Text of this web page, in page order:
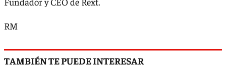
RM
TAMBIÉN TE PUEDE INTERESAR